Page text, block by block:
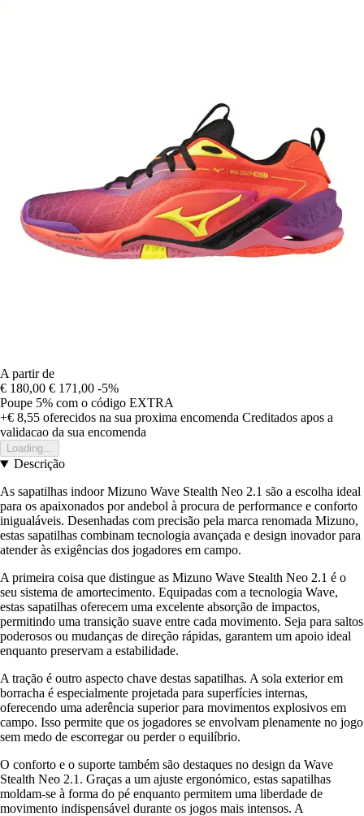
A partir de
€ 180,00 € 171,00 -5%
Poupe 5% com o código EXTRA
+€ 8,55 oferecidos na sua proxima encomenda Creditados apos a
validacao da sua encomenda
Loading...
Descrição
As sapatilhas indoor Mizuno Wave Stealth Neo 2.1 são a escolha ideal
para os apaixonados por andebol à procura de performance e conforto
inigualáveis. Desenhadas com precisão pela marca renomada Mizuno,
estas sapatilhas combinam tecnologia avançada e design inovador para
atender às exigências dos jogadores em campo.
A primeira coisa que distingue as Mizuno Wave Stealth Neo 2.1 é o
seu sistema de amortecimento. Equipadas com a tecnologia Wave,
estas sapatilhas oferecem uma excelente absorção de impactos,
permitindo uma transição suave entre cada movimento. Seja para saltos
poderosos ou mudanças de direção rápidas, garantem um apoio ideal
enquanto preservam a estabilidade.
A tração é outro aspecto chave destas sapatilhas. A sola exterior em
borracha é especialmente projetada para superfícies internas,
oferecendo uma aderência superior para movimentos explosivos em
campo. Isso permite que os jogadores se envolvam plenamente no jogo
sem medo de escorregar ou perder o equilíbrio.
O conforto e o suporte também são destaques no design da Wave
Stealth Neo 2.1. Graças a um ajuste ergonómico, estas sapatilhas
moldam-se à forma do pé enquanto permitem uma liberdade de
movimento indispensável durante os jogos mais intensos. A